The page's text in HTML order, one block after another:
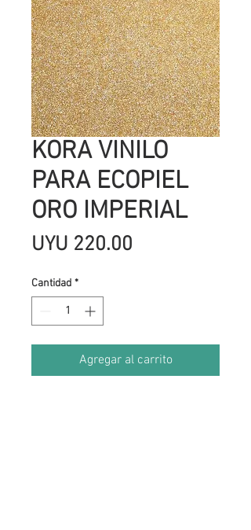
KORA VINILO
PARA ECOPIEL
ORO IMPERIAL
UYU 220.00
Cantidad *
Agregar al carrito